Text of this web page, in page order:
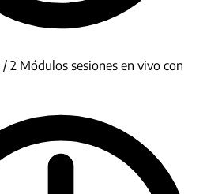
2 Módulos sesiones en vivo con